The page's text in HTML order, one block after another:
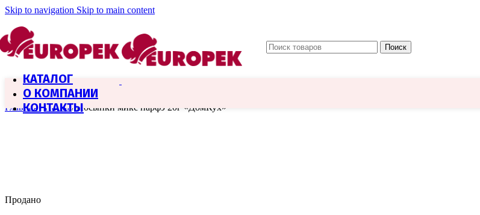
Skip to navigation Skip to main content
Поиск
КАТАЛОГ
О КОМПАНИИ
КОНТАКТЫ
Главная / Пасха/ Посыпки микс парфэ 20г «ДомКух»
Продано